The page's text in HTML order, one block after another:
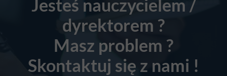
Jesteś nauczycielem /
dyrektorem ?
Masz problem ?
Skontaktuj się z nami !